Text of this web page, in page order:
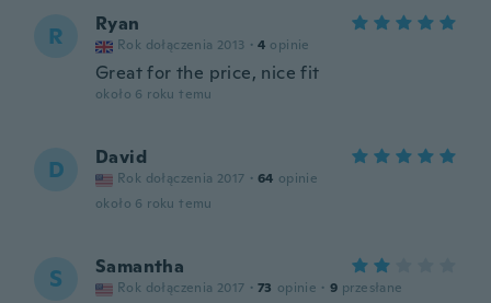
R Ryan
Rok dołączenia 2013 · 4 opinie
Great for the price, nice fit
około 6 roku temu
D David
Rok dołączenia 2017 · 64 opinie
około 6 roku temu
S Samantha
Rok dołączenia 2017 · 73 opinie · 9 przesłane